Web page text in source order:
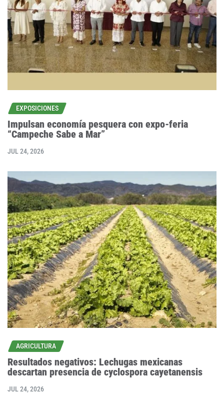
EXPOSICIONES
Impulsan economía pesquera con expo-feria
“Campeche Sabe a Mar”
JUL 24, 2026
AGRICULTURA
Resultados negativos: Lechugas mexicanas
descartan presencia de cyclospora cayetanensis
JUL 24, 2026